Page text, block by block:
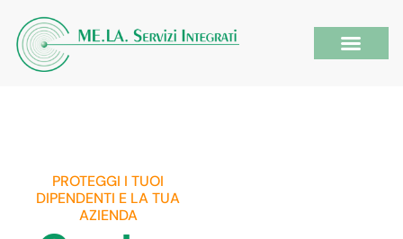
PROTEGGI I TUOI
DIPENDENTI E LA TUA
AZIENDA